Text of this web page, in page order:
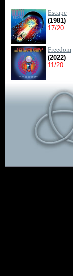
Escape
(1981)
17/20
Freedom
(2022)
11/20